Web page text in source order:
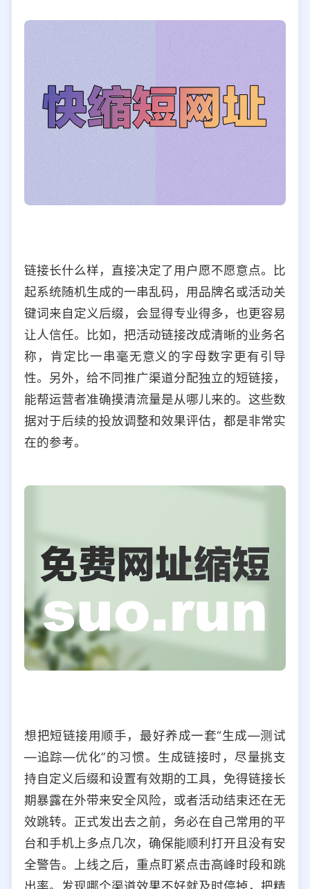
链接长什么样，直接决定了用户愿不愿意点。比
起系统随机生成的一串乱码，用品牌名或活动关
键词来自定义后缀，会显得专业得多，也更容易
让人信任。比如，把活动链接改成清晰的业务名
称，肯定比一串毫无意义的字母数字更有引导
性。另外，给不同推广渠道分配独立的短链接，
能帮运营者准确摸清流量是从哪儿来的。这些数
据对于后续的投放调整和效果评估，都是非常实
在的参考。
想把短链接用顺手，最好养成一套“生成—测试
—追踪—优化”的习惯。生成链接时，尽量挑支
持自定义后缀和设置有效期的工具，免得链接长
期暴露在外带来安全风险，或者活动结束还在无
效跳转。正式发出去之前，务必在自己常用的平
台和手机上多点几次，确保能顺利打开且没有安
全警告。上线之后，重点盯紧点击高峰时段和跳